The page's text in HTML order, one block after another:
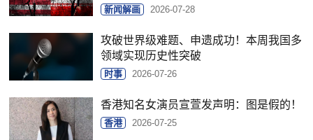
新闻解画 2026-07-28
攻破世界级难题、申遗成功！本周我国多
领域实现历史性突破
时事 2026-07-26
香港知名女演员宣萱发声明：图是假的！
香港 2026-07-25